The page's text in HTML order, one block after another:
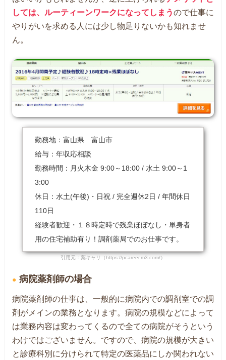
しては、ルーティーンワークになってしまうので仕事に
やりがいを求める人には少し物足りないかも知れませ
ん。
勤務地：富山県 富山市
給与：年収応相談
勤務時間：月火木金 9:00～18:00 / 水土 9:00～1
3:00
休日：水土(午後)・日祝 / 完全週休2日 / 年間休日
110日
経験者歓迎・１８時定時で残業ほぼなし・単身者
用の住宅補助有り！調剤薬局でのお仕事です。
引用元：薬キャリ（https://pcareer.m3.com/）
病院薬剤師の場合
病院薬剤師の仕事は、一般的に病院内での調剤室での調
剤がメインの業務となります。病院の規模などによって
は業務内容は変わってくるので全ての病院がそうという
わけではございません。ですので、病院の規模が大きい
と診療科別に分けられて特定の医薬品にしか関われない